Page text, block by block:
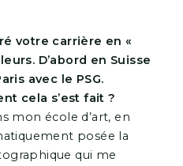
votre carrière en «
D’abord en Suisse
avec le PSG.
cela s’est fait ?
mon école d’art, en
posée la
qui me